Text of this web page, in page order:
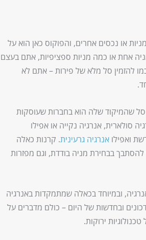
או נכסים אחרים, והפוקוס כאן הוא על
אחת או כמה מניות ספציפיות, אתם בעצם
להזמין סל מלא של פירות – אתם לא
סל שהמיקוד שלה הוא בחברות שעוסקות
סולארית, אנרגיה נקייה או אפילו
ואפילו אנרגיה גרעינית. קרנות כאלה
בבחירת מניה בודדת, וגם מפזרות
ובמיוחד בכאלה שמתמקדות באנרגיה
ובחדשות של היום – כולם מדברים על
ירוקות.